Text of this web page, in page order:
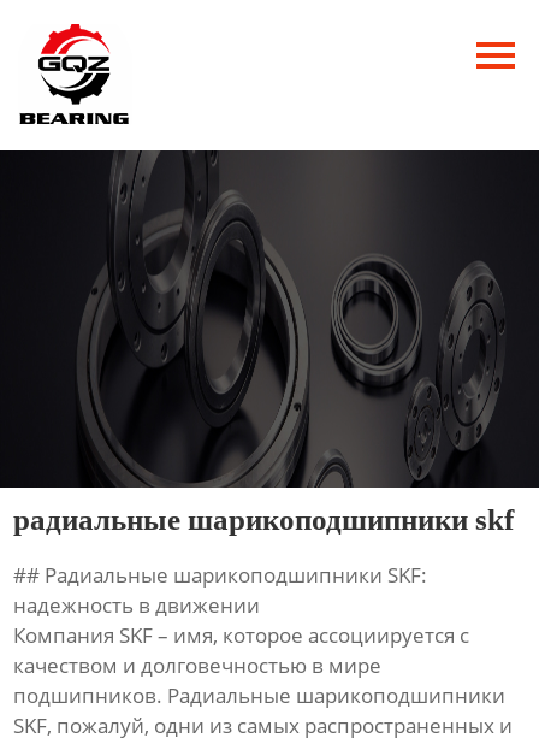
Главная
Продукция
Новости
Контакты
радиальные шарикоподшипники skf
## Радиальные шарикоподшипники SKF:
надежность в движении
Компания SKF – имя, которое ассоциируется с
качеством и долговечностью в мире
подшипников. Радиальные шарикоподшипники
SKF, пожалуй, одни из самых распространенных и